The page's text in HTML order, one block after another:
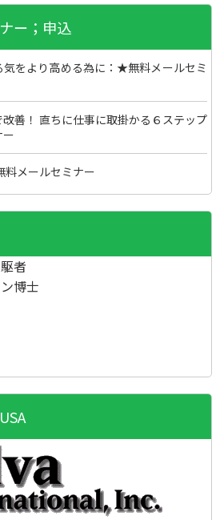
ー；申込
気をより高める為に：★無料メールセミ
善！ 直ちに仕事に取掛かる６ステップ
メールセミナー
者
博士